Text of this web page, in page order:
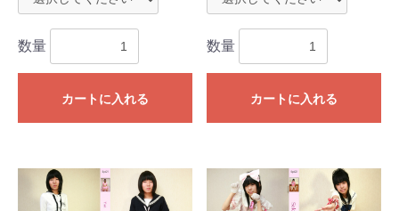
数量
カートに入れる
数量
カートに入れる